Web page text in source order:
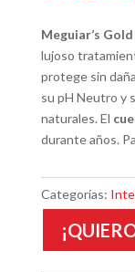
Meguiar’s
lujoso
protege sin
su pH Neutro y
naturales. El
durante años.
Categorías: